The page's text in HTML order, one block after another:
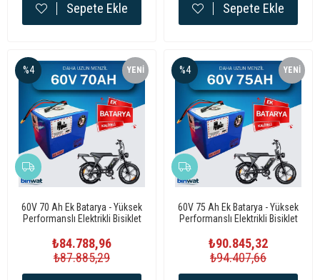
Sepete Ekle Sepete Ekle
60V 70 Ah Ek Batarya - Yüksek
Performanslı Elektrikli Bisiklet
₺84.788,96
₺87.885,29
%4 YENI
ÜRÜN
60V 75 Ah Ek Batarya - Yüksek
Performanslı Elektrikli Bisiklet
₺90.845,32
₺94.407,66
%4 YENI
ÜRÜN